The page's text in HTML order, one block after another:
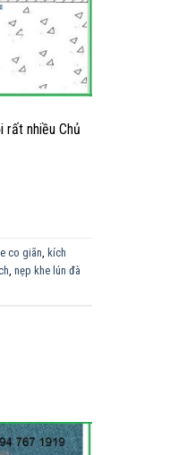
nhiều Chủ
co giãn, kích
, nẹp khe lún đà